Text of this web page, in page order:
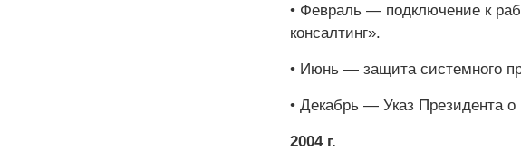
• Февраль — подключение к
консалтинг».
• Июнь — защита системного
• Декабрь — Указ Президента о
2004 г.